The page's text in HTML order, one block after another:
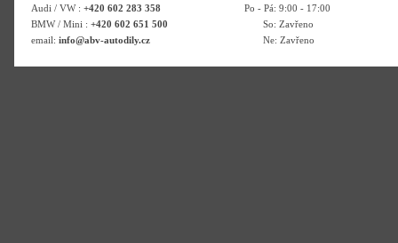
Audi / VW : +420 602 283 358
BMW / Mini : +420 602 651 500
email: info@abv-autodily.cz
Po - Pá: 9:00 - 17:00
So: Zavřeno
Ne: Zavřeno